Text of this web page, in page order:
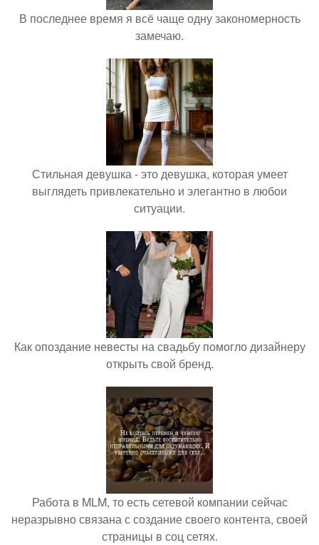
В последнее время я всё чаще одну закономерность
замечаю.
Стильная девушка - это девушка, которая умеет
выглядеть привлекательно и элегантно в любои
ситуации.
Как опоздание невесты на свадьбу помогло дизайнеру
открыть свой бренд.
Работа в MLM, то есть сетевой компании сейчас
неразрывно связана с создание своего контента, своей
страницы в соц сетях.